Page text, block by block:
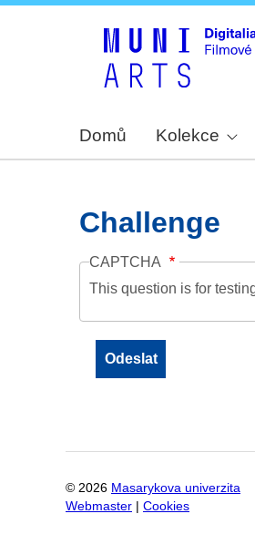
Domů Kolekce
Challenge
CAPTCHA
This question is for
© 2026 Masarykova univerzita
Webmaster
Cookies